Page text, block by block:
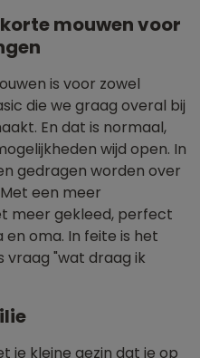
mouwen voor
is voor zowel
die we graag overal bij
En dat is normaal,
wijd open. In
gedragen worden over
een meer
meer gekleed, perfect
oma. In feite is het
"wat draag ik
je kleine gezin dat je op